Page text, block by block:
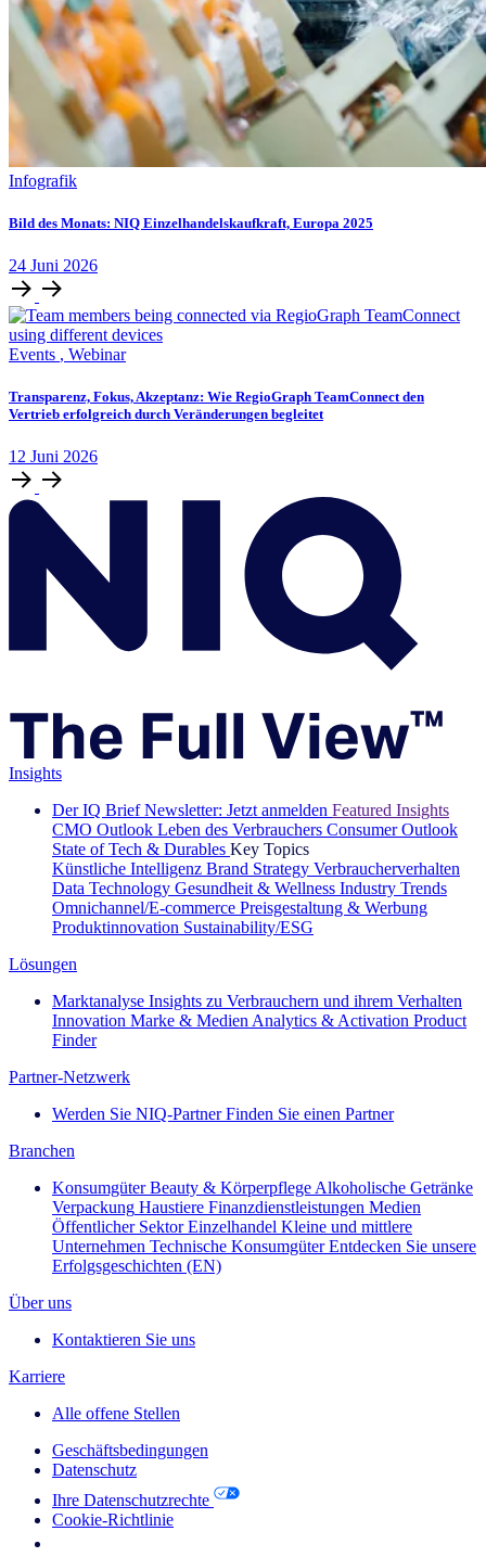
Infografik
Bild des Monats: NIQ Einzelhandelskaufkraft, Europa 2025
24 Juni 2026
Events , Webinar
Transparenz, Fokus, Akzeptanz: Wie RegioGraph TeamConnect den
Vertrieb erfolgreich durch Veränderungen begleitet
12 Juni 2026
Insights
Der IQ Brief Newsletter: Jetzt anmelden Featured Insights
CMO Outlook Leben des Verbrauchers Consumer Outlook
State of Tech & Durables Key Topics
Künstliche Intelligenz Brand Strategy Verbraucherverhalten
Data Technology Gesundheit & Wellness Industry Trends
Omnichannel/E-commerce Preisgestaltung & Werbung
Produktinnovation Sustainability/ESG
Lösungen
Marktanalyse Insights zu Verbrauchern und ihrem Verhalten
Innovation Marke & MedienAnalytics & Activation Product
Finder
Partner-Netzwerk
Werden Sie NIQ-Partner Finden Sie einen Partner
Branchen
Konsumgüter Beauty & KörperpflegeAlkoholische Getränke
Verpackung Haustiere Finanzdienstleistungen Medien
Öffentlicher Sektor Einzelhandel Kleine und mittlere
Unternehmen Technische Konsumgüter Entdecken Sie unsere
Erfolgsgeschichten (EN)
Über uns
Kontaktieren Sie uns
Karriere
Alle offene Stellen
Geschäftsbedingungen
Datenschutz
Ihre Datenschutzrechte
Cookie-Richtlinie